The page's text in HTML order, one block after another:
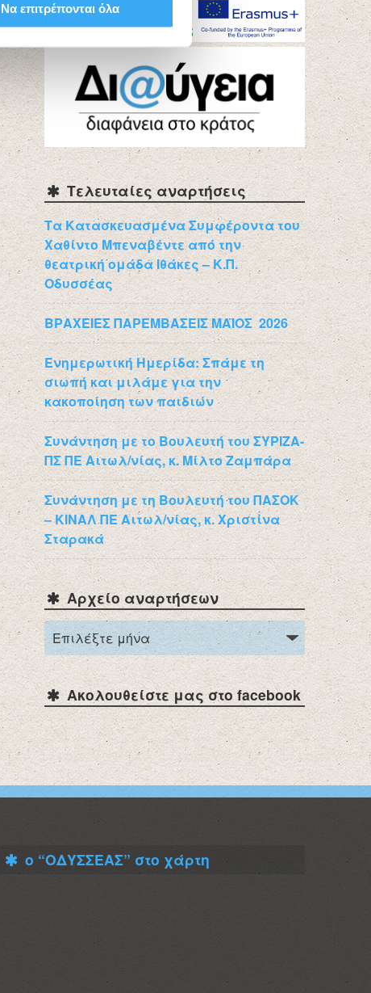
Να επιτρέπονται όλα
Τελευταίες αναρτήσεις
Τα Κατασκευασμένα Συμφέροντα του
Χαθίντο Μπεναβέντε από την
θεατρική ομάδα Ιθάκες – Κ.Π.
Οδυσσέας
ΒΡΑΧΕΙΕΣ ΠΑΡΕΜΒΑΣΕΙΣ ΜΑΪΟΣ 2026
Ενημερωτική Ημερίδα: Σπάμε τη
σιωπή και μιλάμε για την
κακοποίηση των παιδιών
Συνάντηση με το Βουλευτή του ΣΥΡΙΖΑ-
ΠΣ ΠΕ Αιτωλ/νίας, κ. Μίλτο Ζαμπάρα
Συνάντηση με τη Βουλευτή του ΠΑΣΟΚ
– ΚΙΝΑΛ ΠΕ Αιτωλ/νίας, κ. Χριστίνα
Σταρακά
Αρχείο αναρτήσεων
Ακολουθείστε μας στο facebook
ο “ΟΔΥΣΣΕΑΣ” στο χάρτη